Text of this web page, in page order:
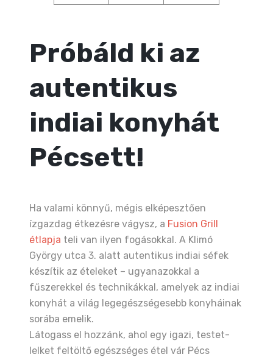
Próbáld ki az
autentikus
indiai konyhát
Pécsett!
Ha valami könnyű, mégis elképesztően
ízgazdag étkezésre vágysz, a Fusion Grill
étlapja teli van ilyen fogásokkal. A Klimó
György utca 3. alatt autentikus indiai séfek
készítik az ételeket – ugyanazokkal a
fűszerekkel és technikákkal, amelyek az indiai
konyhát a világ legegészségesebb konyháinak
sorába emelik.
Látogass el hozzánk, ahol egy igazi, testet-
lelket feltöltő egészséges étel vár Pécs